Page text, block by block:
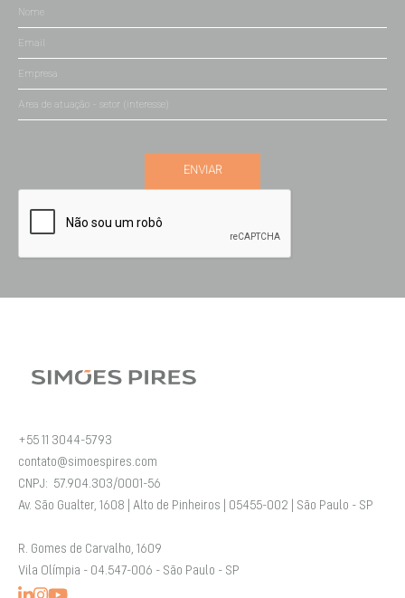
+55 11 3044-5793
contato@simoespires.com
CNPJ: 57.904.303/0001-56
Av. São Gualter, 1608 | Alto de Pinheiros | 05455-002 | São Paulo - SP
R. Gomes de Carvalho, 1609
Vila Olímpia - 04.547-006 - São Paulo - SP